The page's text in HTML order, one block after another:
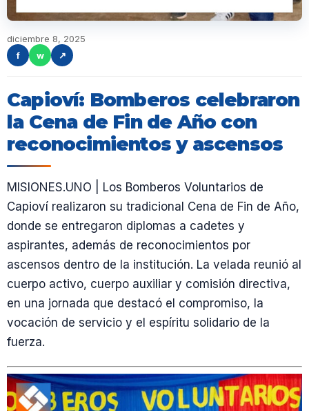
diciembre 8, 2025
f
w ↗
Capioví: Bomberos celebraron
la Cena de Fin de Año con
reconocimientos y ascensos
MISIONES.UNO | Los Bomberos Voluntarios de
Capioví realizaron su tradicional Cena de Fin de Año,
donde se entregaron diplomas a cadetes y
aspirantes, además de reconocimientos por
ascensos dentro de la institución. La velada reunió al
cuerpo activo, cuerpo auxiliar y comisión directiva,
en una jornada que destacó el compromiso, la
vocación de servicio y el espíritu solidario de la
fuerza.